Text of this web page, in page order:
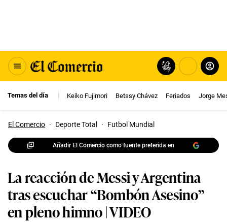
Temas del día Keiko Fujimori Betssy Chávez Feriados Jorge
El Comercio · Deporte Total · Futbol Mundial
Añadir El Comercio como fuente preferida en
La reacción de Messi y Argentina
tras escuchar “Bombón Asesino”
en pleno himno | VIDEO